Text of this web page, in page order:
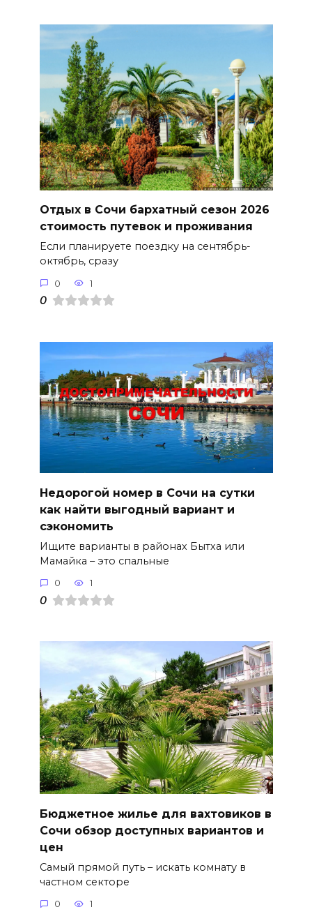
Отдых в Сочи бархатный сезон 2026
стоимость путевок и проживания
Если планируете поездку на сентябрь-
октябрь, сразу
0 1
0
Недорогой номер в Сочи на сутки
как найти выгодный вариант и
сэкономить
Ищите варианты в районах Бытха или
Мамайка – это спальные
0 1
0
Бюджетное жилье для вахтовиков в
Сочи обзор доступных вариантов и
цен
Самый прямой путь – искать комнату в
частном секторе
0 1